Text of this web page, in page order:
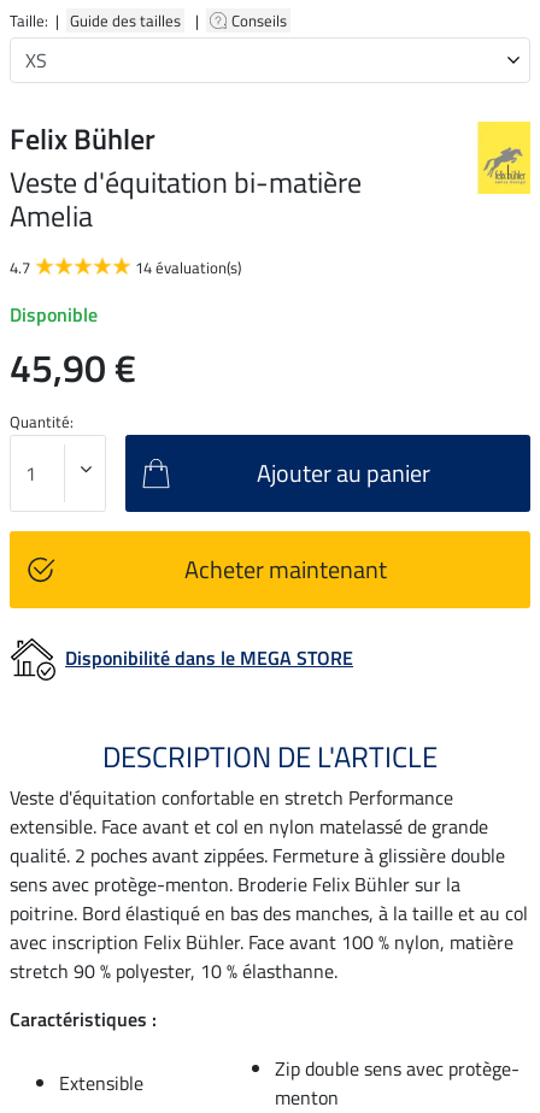
Taille: | Guide des tailles | Conseils
Felix Bühler
Veste d'équitation bi-matière
Amelia
4.7 14 évaluation(s)
Disponible
45,90 €
Quantité:
Ajouter au panier
Acheter maintenant
Disponibilité dans le MEGA STORE
DESCRIPTION DE L'ARTICLE
Veste d'équitation confortable en stretch Performance
extensible. Face avant et col en nylon matelassé de grande
qualité. 2 poches avant zippées. Fermeture à glissière double
sens avec protège-menton. Broderie Felix Bühler sur la
poitrine. Bord élastiqué en bas des manches, à la taille et au col
avec inscription Felix Bühler. Face avant 100 % nylon, matière
stretch 90 % polyester, 10 % élasthanne.
Caractéristiques :
Extensible
Zip double sens avec protège-
menton